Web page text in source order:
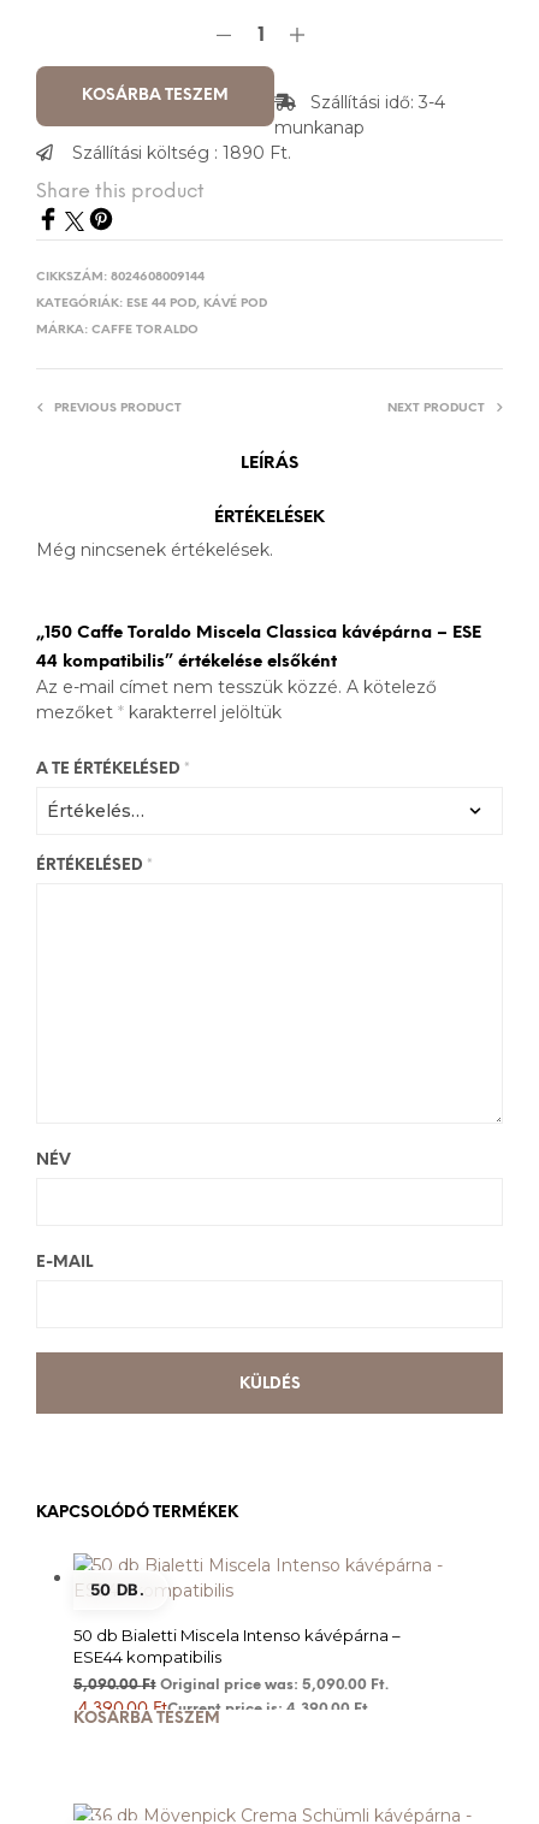
KOSÁRBA TESZEM
Szállítási idő: 3-4
munkanap
Szállítási költség : 1890 Ft.
Share this product
CIKKSZÁM: 8024608009144
KATEGÓRIÁK: ESE 44 POD, KÁVÉ POD
MÁRKA: CAFFE TORALDO
PREVIOUS PRODUCT NEXT PRODUCT
LEÍRÁS
ÉRTÉKELÉSEK
Még nincsenek értékelések.
„150 Caffe Toraldo Miscela Classica kávépárna – ESE
44 kompatibilis” értékelése elsőként
Az e-mail címet nem tesszük közzé. A kötelező
mezőket * karakterrel jelöltük
A TE ÉRTÉKELÉSED *
ÉRTÉKELÉSED *
NÉV
E-MAIL
KAPCSOLÓDÓ TERMÉKEK
50 DB.
50 db Bialetti Miscela Intenso kávépárna –
ESE44 kompatibilis
5,090.00Ft Original price was: 5,090.00 Ft.
4,390.00 FtCurrent price is: 4,390.00 Ft.
KOSÁRBA TESZEM